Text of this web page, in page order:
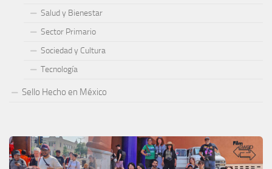
Salud y Bienestar
Sector Primario
Sociedad y Cultura
Tecnología
Sello Hecho en México